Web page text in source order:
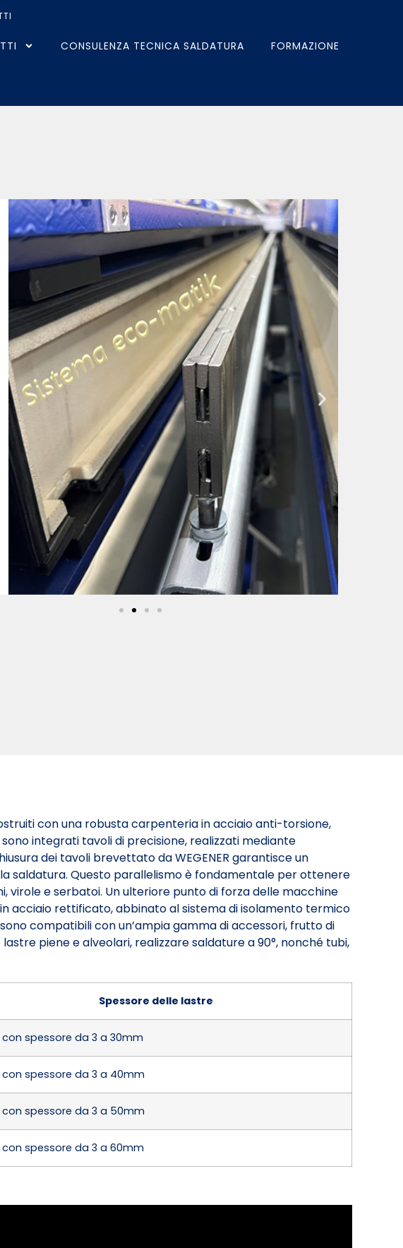
CONSULENZA TECNICA SALDATURA FORMAZIONE
con una robusta carpenteria in acciaio anti-torsione,
integrati tavoli di precisione, realizzati mediante
dei tavoli brevettato da WEGENER garantisce un
saldatura. Questo parallelismo è fondamentale per ottenere
e serbatoi. Un ulteriore punto di forza delle macchine
acciaio rettificato, abbinato al sistema di isolamento termico
compatibili con un’ampia gamma di accessori, frutto di
piene e alveolari, realizzare saldature a 90°, nonché tubi,
Spessore delle lastre
spessore da 3 a 30mm
spessore da 3 a 40mm
spessore da 3 a 50mm
spessore da 3 a 60mm